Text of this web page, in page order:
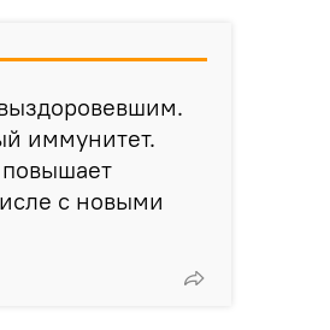
иммунитет.
с новыми